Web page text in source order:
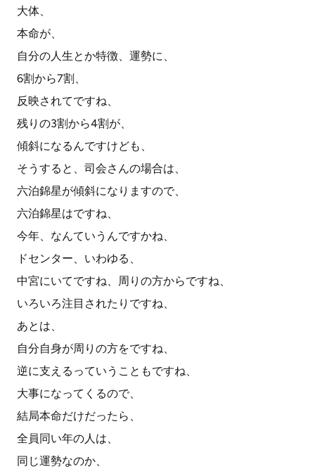
大体、
本命が、
自分の人生とか特徴、運勢に、
6割から7割、
反映されてですね、
残りの3割から4割が、
傾斜になるんですけども、
そうすると、司会さんの場合は、
六泊錦星が傾斜になりますので、
六泊錦星はですね、
今年、なんていうんですかね、
ドセンター、いわゆる、
中宮にいてですね、周りの方からですね、
いろいろ注目されたりですね、
あとは、
自分自身が周りの方をですね、
逆に支えるっていうこともですね、
大事になってくるので、
結局本命だけだったら、
全員同い年の人は、
同じ運勢なのか、